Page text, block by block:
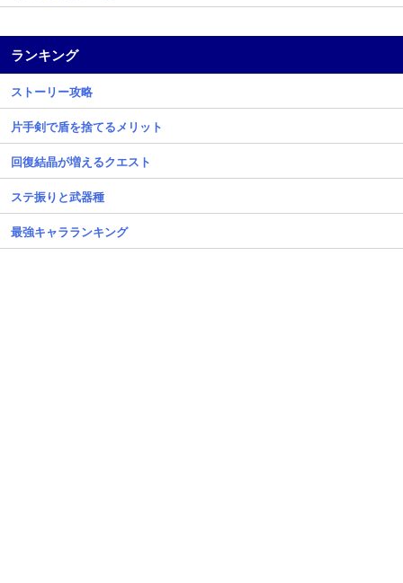
ランキング
ストーリー攻略
片手剣で盾を捨てるメリット
回復結晶が増えるクエスト
ステ振りと武器種
最強キャラランキング